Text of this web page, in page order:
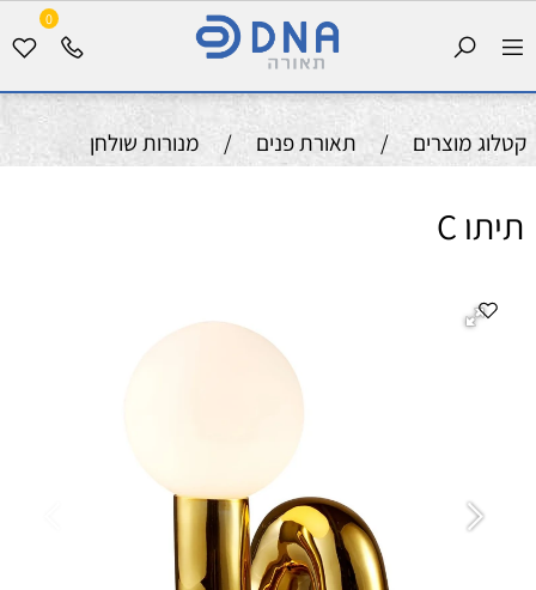
0
קטלוג מוצרים / תאורת פנים / מנורות שולחן
תיתו C